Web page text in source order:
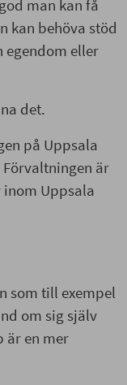
man kan få
kan behöva stöd
egendom eller
det.
på Uppsala
är
Uppsala
som till exempel
om sig själv
är en mer